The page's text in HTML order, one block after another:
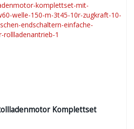
Komplettset